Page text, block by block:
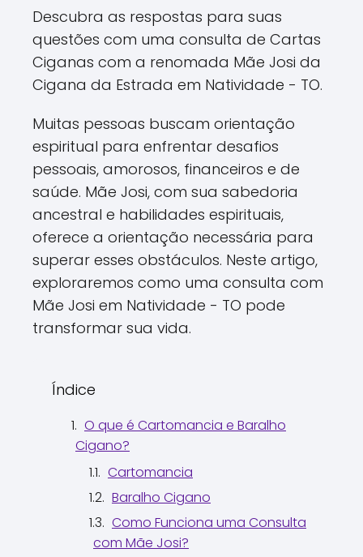
Descubra as respostas para suas
questões com uma consulta de Cartas
Ciganas com a renomada Mãe Josi da
Cigana da Estrada em Natividade - TO.
Muitas pessoas buscam orientação
espiritual para enfrentar desafios
pessoais, amorosos, financeiros e de
saúde. Mãe Josi, com sua sabedoria
ancestral e habilidades espirituais,
oferece a orientação necessária para
superar esses obstáculos. Neste artigo,
exploraremos como uma consulta com
Mãe Josi em Natividade - TO pode
transformar sua vida.
Índice
O que é Cartomancia e Baralho
Cigano?
Cartomancia
Baralho Cigano
Como Funciona uma Consulta
com Mãe Josi?